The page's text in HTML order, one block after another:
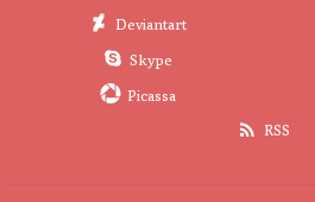
Deviantart
Skype
Picassa
RSS